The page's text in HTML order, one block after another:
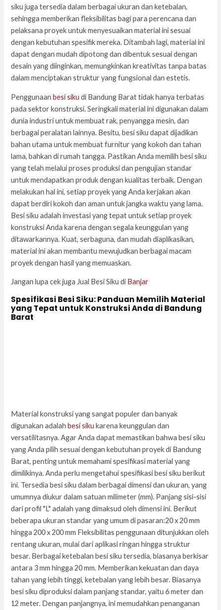
siku juga tersedia dalam berbagai ukuran dan ketebalan,
sehingga memberikan fleksibilitas bagi para perencana dan
pelaksana proyek untuk menyesuaikan material ini sesuai
dengan kebutuhan spesifik mereka. Ditambah lagi, material ini
dapat dengan mudah dipotong dan dibentuk sesuai dengan
desain yang diinginkan, memungkinkan kreativitas tanpa batas
dalam menciptakan struktur yang fungsional dan estetis.
Penggunaanbesi sikudi Bandung Barat tidak hanya terbatas
pada sektor konstruksi. Seringkali material ini digunakan dalam
dunia industri untuk membuat rak, penyangga mesin, dan
berbagai peralatan lainnya. Besitu, besi siku dapat dijadikan
bahan utama untuk membuat furnitur yang kokoh dan tahan
lama, bahkan di rumah tangga. Pastikan Anda memilih besi siku
yang telah melalui proses produksi dan pengujian standar
untuk mendapatkan produk dengan kualitas terbaik. Dengan
melakukan hal ini, setiap proyek yang Anda kerjakan akan
dapat berdiri kokoh dan aman untuk jangka waktu yang lama.
Besi siku adalah investasi yang tepat untuk setiap proyek
konstruksi Anda karena dengan segala keunggulan yang
ditawarkannya. Kuat, serbaguna, dan mudah diaplikasikan,
material ini akan membantu mewujudkan berbagai macam
proyek dengan hasil yang memuaskan.
Jangan lupa cek juga Jual Besi Siku di Banjar
Spesifikasi Besi Siku: Panduan Memilih Material
yang Tepat untuk Konstruksi Anda di Bandung
Barat
Material konstruksi yang sangat populer dan banyak
digunakan adalahbesi siku karena keunggulan dan
versatilitasnya. Agar Anda dapat memastikan bahwa besi siku
yang Anda pilih sesuai dengan kebutuhan proyek di Bandung
Barat, penting untuk memahami spesifikasi material yang
dimilikinya. Anda perlu mengetahui spesifikasi besi siku berikut
ini. Tersedia besi siku dalam berbagai dimensi dan ukuran, yang
umumnya diukur dalam satuan milimeter (mm). Panjang sisi-sisi
dari profil "L" adalah yang dimaksud oleh dimensi ini. Berikut
beberapa ukuran standar yang umum di pasaran:20 x 20 mm
hingga 200 x 200 mm Fleksibilitas penggunaan ditunjukkan oleh
rentang ukuran, mulai dari aplikasi ringan hingga struktur
besar. Berbagai ketebalan besi siku tersedia, biasanya berkisar
antara 3 mm hingga 20 mm. Memberikan kekuatan dan daya
tahan yang lebih tinggi, ketebalan yang lebih besar. Biasanya
besi siku diproduksi dalam panjang standar, yaitu 6 meter dan
12 meter. Dengan panjangnya, ini memudahkan penanganan